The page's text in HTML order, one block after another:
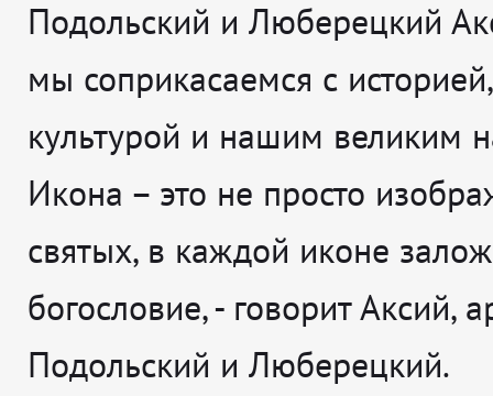
Подольский и Люберецкий
мы соприкасаемся с
культурой и нашим великим
Икона – это не просто
святых, в каждой иконе
богословие, - говоритАксий,
Подольский и Люберецкий.